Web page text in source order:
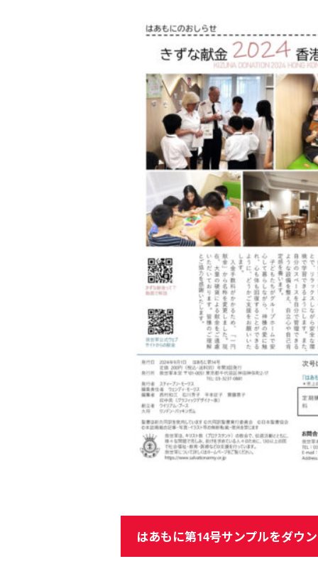
はあもに第14号サンプルをダウ